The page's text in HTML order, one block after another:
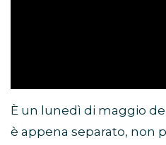
È un lunedì di maggio
è appena separato, non